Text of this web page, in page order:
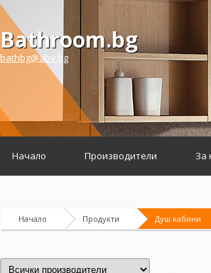
Bathroom.bg
bathbg@abv.bg
Начало Производители За
Начало Продукти Душ кабини